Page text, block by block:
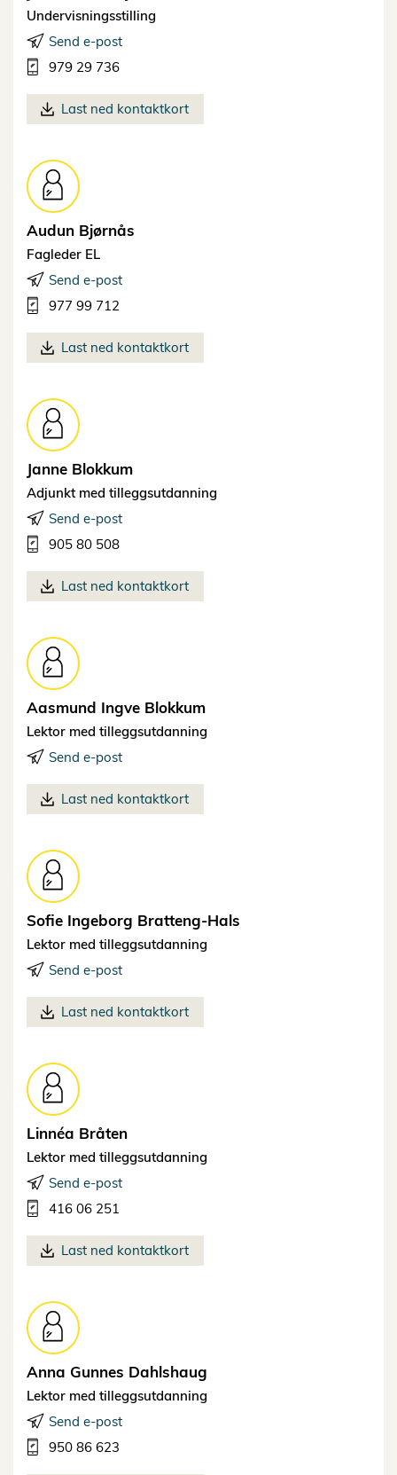
Undervisningsstilling
Send e-post
979 29 736
Last ned kontaktkort
Audun Bjørnås
Fagleder EL
Send e-post
977 99 712
Last ned kontaktkort
Janne Blokkum
Adjunkt med tilleggsutdanning
Send e-post
905 80 508
Last ned kontaktkort
Aasmund Ingve Blokkum
Lektor med tilleggsutdanning
Send e-post
Last ned kontaktkort
Sofie Ingeborg Bratteng-Hals
Lektor med tilleggsutdanning
Send e-post
Last ned kontaktkort
Linnéa Bråten
Lektor med tilleggsutdanning
Send e-post
416 06 251
Last ned kontaktkort
Anna Gunnes Dahlshaug
Lektor med tilleggsutdanning
Send e-post
950 86 623